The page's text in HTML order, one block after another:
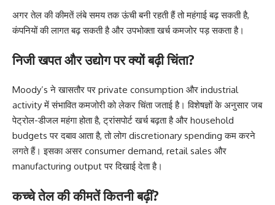
अगर तेल की कीमतें लंबे समय तक ऊंची बनी रहती हैं तो महंगाई बढ़ सकती है,
कंपनियों की लागत बढ़ सकती है और उपभोक्ता खर्च कमजोर पड़ सकता है।
निजी खपत और उद्योग पर क्यों बढ़ी चिंता?
Moody’s ने खासतौर पर private consumption और industrial
activity में संभावित कमजोरी को लेकर चिंता जताई है। विशेषज्ञों के अनुसार जब
पेट्रोल-डीजल महंगा होता है, ट्रांसपोर्ट खर्च बढ़ता है और household
budgets पर दबाव आता है, तो लोग discretionary spending कम करने
लगते हैं। इसका असर consumer demand, retail sales और
manufacturing output पर दिखाई देता है।
कच्चे तेल की कीमतें कितनी बढ़ीं?